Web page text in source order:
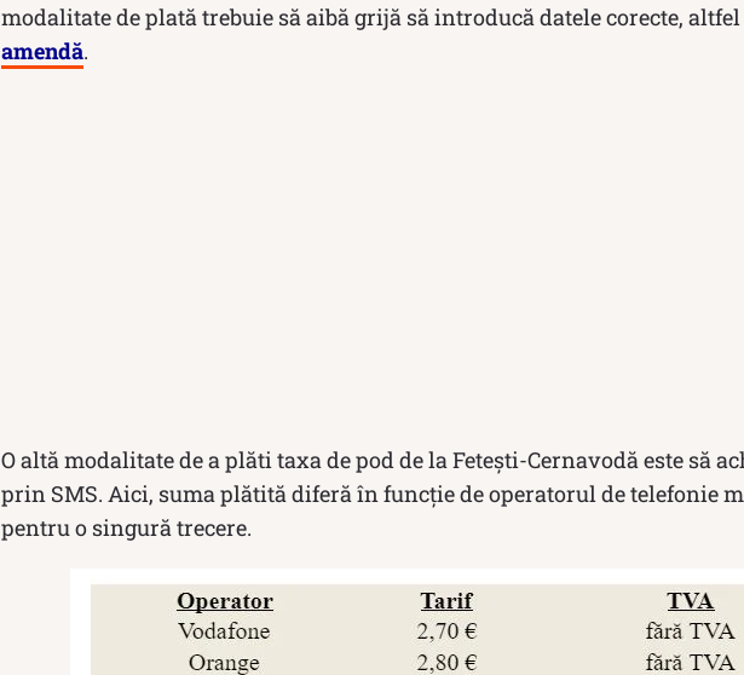
modalitate de plată trebuie să aibă grijă să introducă datele corecte,
amendă.
O altă modalitate de a plăti taxa de pod de la Fetești-Cernavodă este să
prin SMS. Aici, suma plătită diferă în funcție de operatorul de telefonie
pentru o singură trecere.